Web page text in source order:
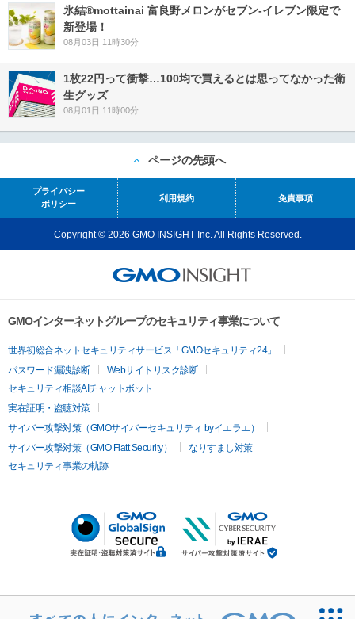
氷結®mottainai 富良野メロンがセブン‐イレブン限定で
新登場！
08月03日 11時30分
1枚22円って衝撃…100均で買えるとは思ってなかった衛
生グッズ
08月01日 11時00分
ページの先頭へ
プライバシー
ポリシー
利用規約 免責事項
Copyright © 2026 GMO INSIGHT Inc. All Rights Reserved.
GMOインターネットグループのセキュリティ事業について
世界初総合ネットセキュリティサービス「GMOセキュリティ24」
パスワード漏洩診断
Webサイトリスク診断
セキュリティ相談AIチャットボット
実在証明・盗聴対策
サイバー攻撃対策（GMOサイバーセキュリティ byイエラエ）
サイバー攻撃対策（GMO Flatt Security）
なりすまし対策
セキュリティ事業の軌跡